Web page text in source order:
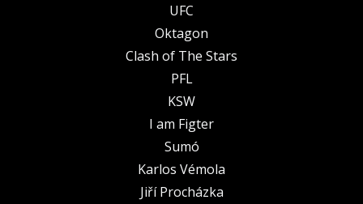
UFC
Oktagon
Clash of The Stars
PFL
KSW
I am Figter
Sumó
Karlos Vémola
Jiří Procházka